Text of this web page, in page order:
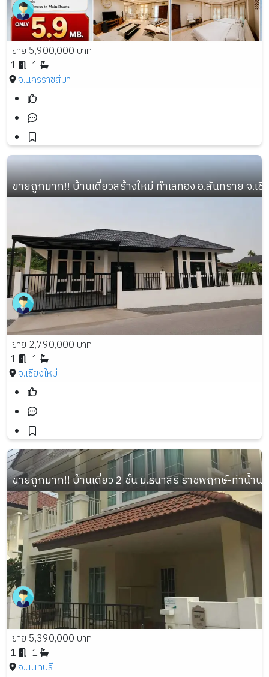
ขาย 5,900,000 บาท
1
1
จ.นครราชสีมา
ขายถูกมาก!! บ้านเดี่ยวสร้างใหม่ ทำเลทอง อ.สันทราย จ.เ
ขาย 2,790,000 บาท
1
1
จ.เชียงใหม่
ขายถูกมาก!! บ้านเดี่ยว 2 ชั้น ม.ธนาสิริ ราชพฤกษ์-ท่าน้ำน
ขาย 5,390,000 บาท
1
1
จ.นนทบุรี